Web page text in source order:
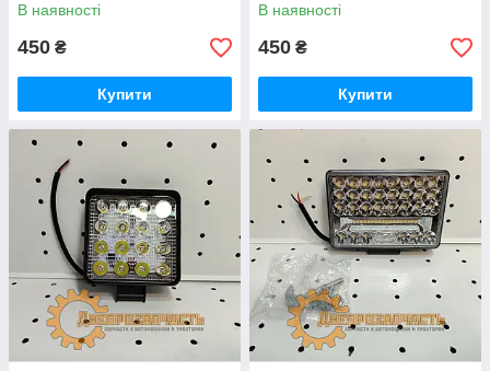
В наявності
450 ₴
Купити
В наявності
450 ₴
Купити